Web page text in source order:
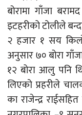
बोरामा गाँजा
इटहरीको टोलीले
२ हजार १ सय
अनुसार ७० बोरा
१२ बोरा आलु पनि
लिएको प्रहरीले
का राजेन्द्र